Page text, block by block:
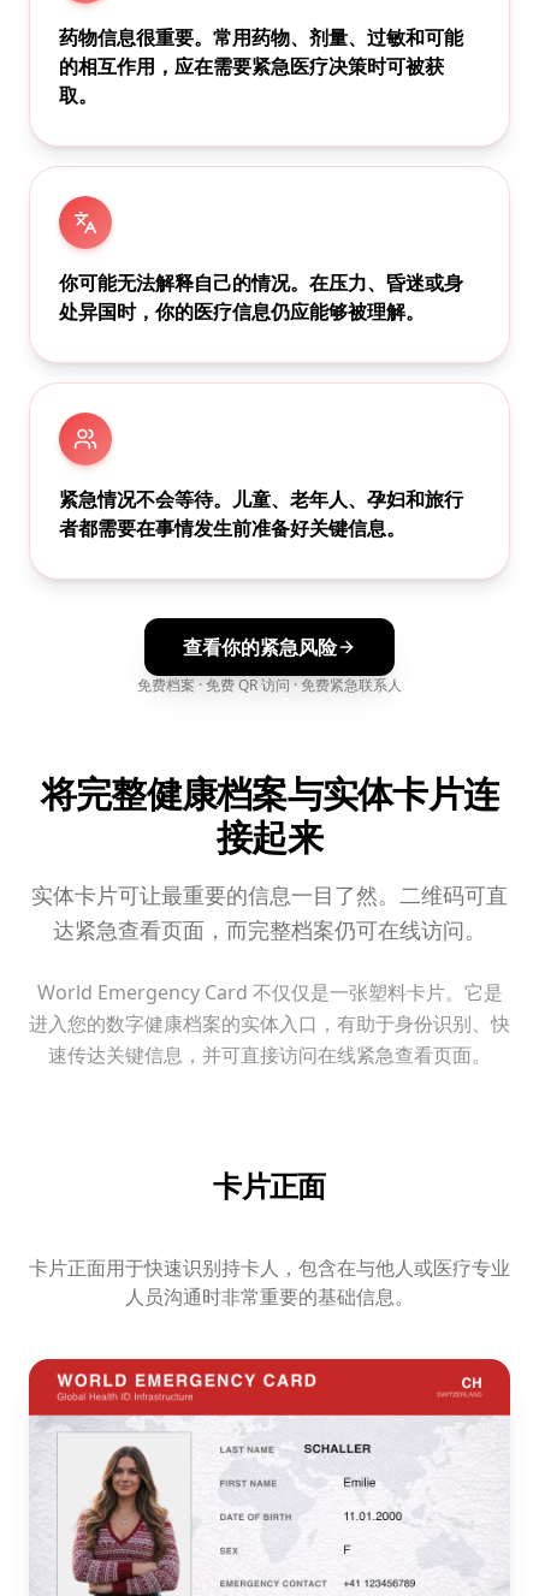
药物信息很重要。常用药物、剂量、过敏和可能
的相互作用，应在需要紧急医疗决策时可被获
取。
你可能无法解释自己的情况。在压力、昏迷或身
处异国时，你的医疗信息仍应能够被理解。
紧急情况不会等待。儿童、老年人、孕妇和旅行
者都需要在事情发生前准备好关键信息。
查看你的紧急风险
免费档案 · 免费 QR 访问 · 免费紧急联系人
将完整健康档案与实体卡片连
接起来
实体卡片可让最重要的信息一目了然。二维码可直
达紧急查看页面，而完整档案仍可在线访问。
World Emergency Card 不仅仅是一张塑料卡片。它是
进入您的数字健康档案的实体入口，有助于身份识别、快
速传达关键信息，并可直接访问在线紧急查看页面。
卡片正面
卡片正面用于快速识别持卡人，包含在与他人或医疗专业
人员沟通时非常重要的基础信息。